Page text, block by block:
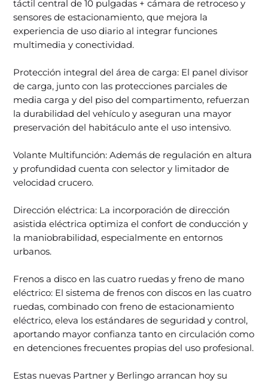
táctil central de 10 pulgadas + cámara de retroceso y
sensores de estacionamiento, que mejora la
experiencia de uso diario al integrar funciones
multimedia y conectividad.
Protección integral del área de carga: El panel divisor
de carga, junto con las protecciones parciales de
media carga y del piso del compartimento, refuerzan
la durabilidad del vehículo y aseguran una mayor
preservación del habitáculo ante el uso intensivo.
Volante Multifunción: Además de regulación en altura
y profundidad cuenta con selector y limitador de
velocidad crucero.
Dirección eléctrica: La incorporación de dirección
asistida eléctrica optimiza el confort de conducción y
la maniobrabilidad, especialmente en entornos
urbanos.
Frenos a disco en las cuatro ruedas y freno de mano
eléctrico: El sistema de frenos con discos en las cuatro
ruedas, combinado con freno de estacionamiento
eléctrico, eleva los estándares de seguridad y control,
aportando mayor confianza tanto en circulación como
en detenciones frecuentes propias del uso profesional.
Estas nuevas Partner y Berlingo arrancan hoy su